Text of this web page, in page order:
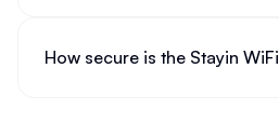
How secure is the Stayin